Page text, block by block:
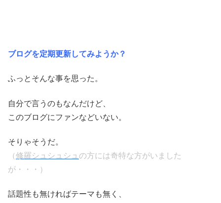
ブログを定期更新してみようか？
ふっとそんな事を思った。
自分で言うのもなんだけど、
このブログにファンなどいない。
そりゃそうだ。
（修羅シュシュシュ の方には奇特な方がいました
が・・・）
話題性も無ければテーマも無く、